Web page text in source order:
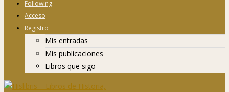
Following
Acceso
Registro
Mis entradas
Mis publicaciones
Libros que sigo